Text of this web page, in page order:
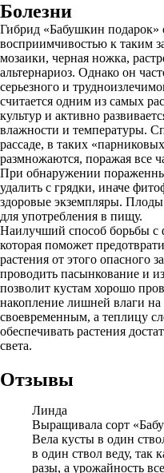
Болезни
Гибрид «Бабушкин подарок»
восприимчивостью к таким
мозаики, черная ножка,
альтернариоз. Однако он
серьезного и
считается одним из самых
культур и активно
влажности и температуры.
рассаде, в таких
размножаются, поражая все
При обнаружении
удалить с грядки, иначе
здоровые экземпляры.
для употребления в пищу.
Наилучший способ борьбы с
которая поможет
растения от этого опасного
проводить пасынкование и
позволит кустам хорошо
накопление лишней влаги
своевременным, а теплицу
обеспечивать растения
света.
Отзывы
Линда
Выращивала сорт
Вела кусты в один
в один ствол веду, так
разы, а урожайность